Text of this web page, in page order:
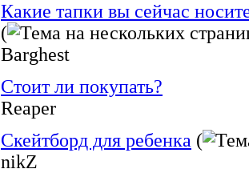
Какие тапки вы сейчас
(
Barghest
Стоит ли покупать?
Reaper
Скейтборд для ребенка (
nikZ